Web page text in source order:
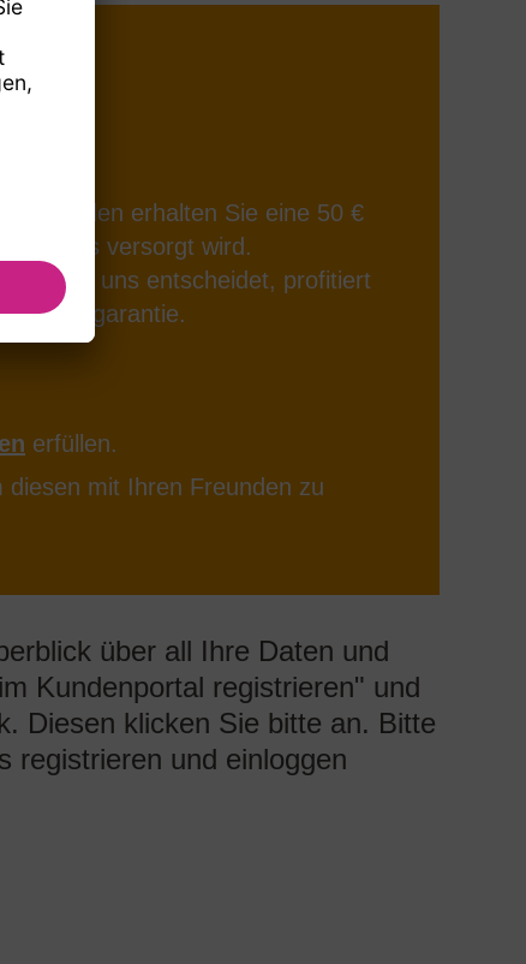
über all Ihre Daten und
Kundenportal registrieren" und
Diesen klicken Sie bitte an. Bitte
registrieren und einloggen